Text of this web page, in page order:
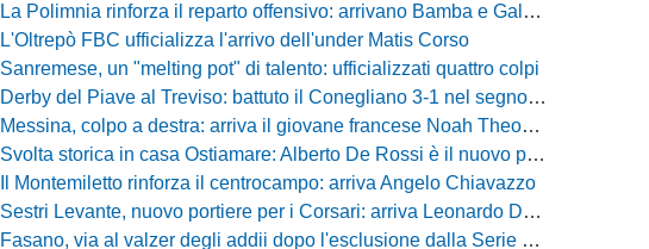
La Polimnia rinforza il reparto offensivo: arrivano Bamba e Galeota
L'Oltrepò FBC ufficializza l'arrivo dell'under Matis Corso
Sanremese, un "melting pot" di talento: ufficializzati quattro colpi
Derby del Piave al Treviso: battuto il Conegliano 3-1 nel segno di Gerbi e Vita
Messina, colpo a destra: arriva il giovane francese Noah Theodore
Svolta storica in casa Ostiamare: Alberto De Rossi è il nuovo presidente biancoviola
Il Montemiletto rinforza il centrocampo: arriva Angelo Chiavazzo
Sestri Levante, nuovo portiere per i Corsari: arriva Leonardo De Franceschi
Fasano, via al valzer degli addii dopo l'esclusione dalla Serie D: Salzano verso una big campana